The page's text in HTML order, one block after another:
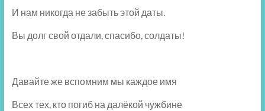
И нам никогда не забыть этой даты.
Вы долг свой отдали, спасибо, солдаты!
Давайте же вспомним мы каждое имя
Всех тех, кто погиб на далёкой чужбине